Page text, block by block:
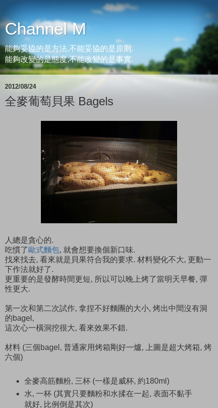
Channel M
能夠妥協的是方法,不能妥協的是原則.
能夠改變的是態度,不能改變的是事實.
2012/08/24
全麥葡萄貝果 Bagels
人總是貪心的.
吃慣了 歐式麵包, 就會想要換個新口味.
找來找去, 看來就是貝果符合我的要求. 材料變化不大, 更動一
下作法就好了.
更重要的是發酵時間更短, 所以可以晚上烤了當明天早餐, 彈
性更大.
第一次和第二次試作, 拿捏不好麵團的大小, 烤出中間沒有洞
的bagel,
這次心一橫洞挖很大, 看來效果不錯.
材料 (三個bagel, 普通家用烤箱剛好一爐, 上圖是超大烤箱, 烤
六個)
全麥高筋麵粉, 三杯 (一樣是威杯, 約180ml)
水, 一杯 (其實只要麵粉和水揉在一起, 表面不黏手
就好, 比例倒是其次)